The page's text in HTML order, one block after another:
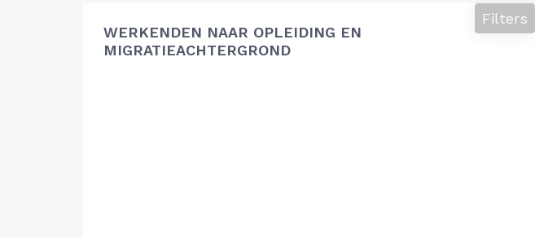
WERKENDEN NAAR OPLEIDING EN
MIGRATIEACHTERGROND
Filters